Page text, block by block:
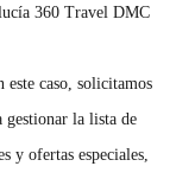
360 Travel DMC
este caso, solicitamos
gestionar la lista de
y ofertas especiales,